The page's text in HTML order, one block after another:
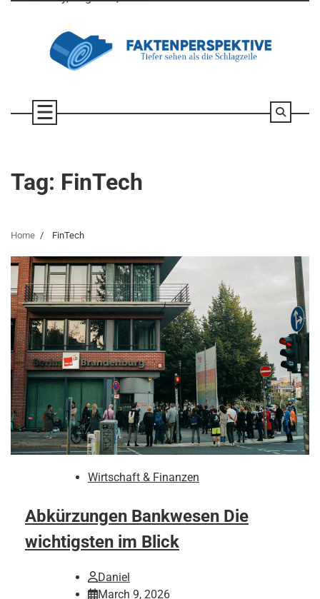
Tag: FinTech
Home FinTech
Wirtschaft & Finanzen
Abkürzungen Bankwesen Die
wichtigsten im Blick
Daniel
March 9, 2026